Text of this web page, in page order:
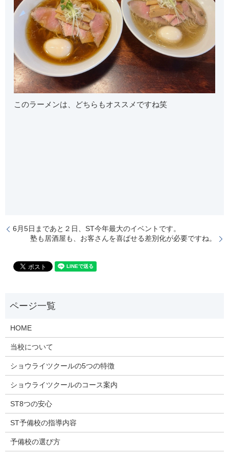
このラーメンは、どちらもオススメですね笑
6月5日まであと２日、ST今年最大のイベントです。
塾も居酒屋も、お客さんを喜ばせる差別化が必要ですね。
HOME
当校について
ショウライツクールの5つの特徴
ショウライツクールのコース案内
ST8つの安心
ST予備校の指導内容
予備校の選び方